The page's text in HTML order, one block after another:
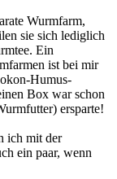
Wurmfarm,
sie sich lediglich
Ein
ist bei mir
Humus-
Box war schon
ersparte!
ich mit der
ein paar, wenn